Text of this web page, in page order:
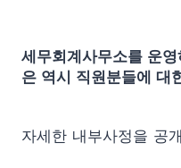
세무회계사무소를 운
은 역시 직원분들에 대
자세한 내부사정을 공